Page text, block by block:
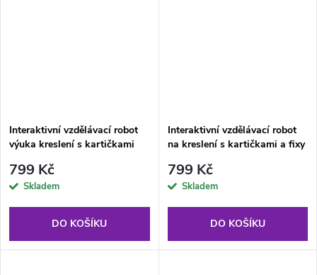
Interaktivní vzdělávací robot
výuka kreslení s kartičkami
799 Kč
Skladem
DO KOŠÍKU
Interaktivní vzdělávací robot
na kreslení s kartičkami a fixy
799 Kč
Skladem
DO KOŠÍKU